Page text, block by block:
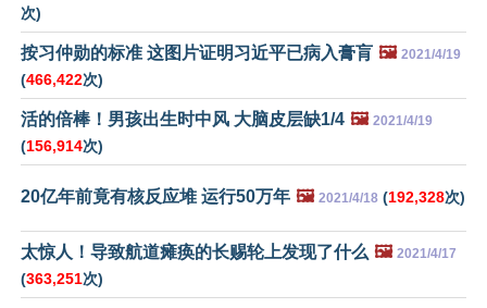
次)
按习仲勋的标准 这图片证明习近平已病入膏肓 🖼️ 2021/4/19
(466,422次)
活的倍棒！男孩出生时中风 大脑皮层缺1/4 🖼️ 2021/4/19
(156,914次)
20亿年前竟有核反应堆 运行50万年 🖼️ 2021/4/18 (192,328次)
太惊人！导致航道瘫痪的长赐轮上发现了什么 🖼️ 2021/4/17
(363,251次)